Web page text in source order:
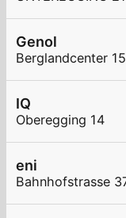
Genol
Berglandcenter 15
IQ
Oberegging 14
eni
Bahnhofstrasse